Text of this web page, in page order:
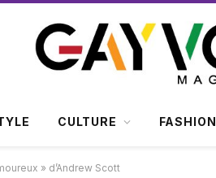
CULTURE FASHION
» d’Andrew Scott